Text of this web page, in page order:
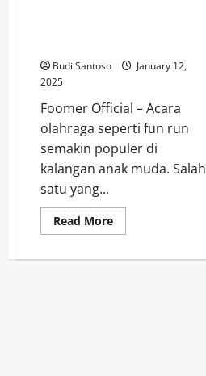
Budi Santoso
January 12,
2025
Foomer Official – Acara
olahraga seperti fun run
semakin populer di
kalangan anak muda. Salah
satu yang...
Read MoreRead
more
Muda